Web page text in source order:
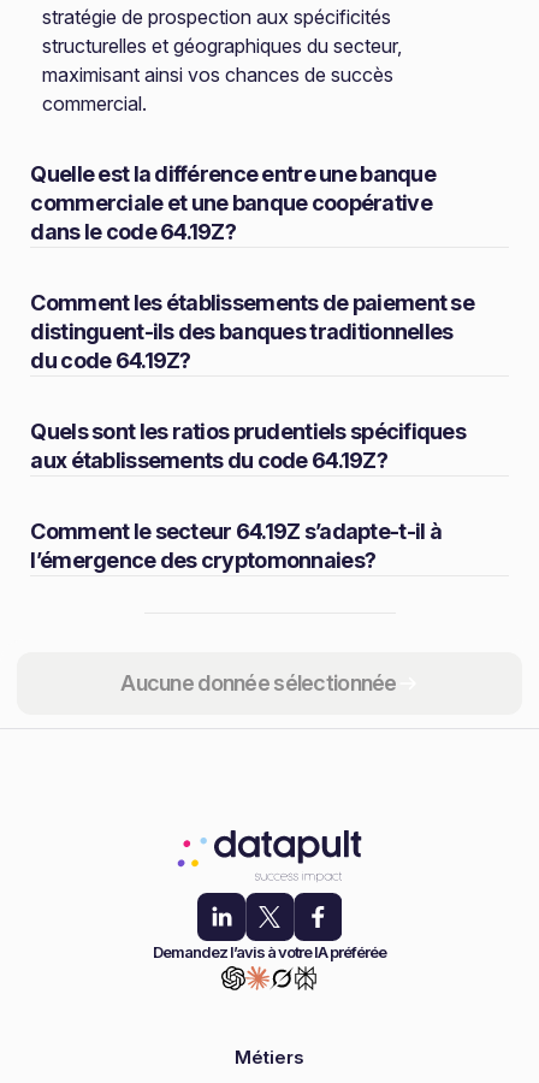
Aucune donnée sélectionnée
stratégie de prospection aux spécificités
structurelles et géographiques du secteur,
maximisant ainsi vos chances de succès
commercial.
Quelle est la différence entre une banque
commerciale et une banque coopérative
dans le code 64.19Z?
Comment les établissements de paiement se
distinguent-ils des banques traditionnelles
du code 64.19Z?
Quels sont les ratios prudentiels spécifiques
aux établissements du code 64.19Z?
Comment le secteur 64.19Z s’adapte-t-il à
l’émergence des cryptomonnaies?
Partager
Demandez l’avis à votre IA préférée
Métiers